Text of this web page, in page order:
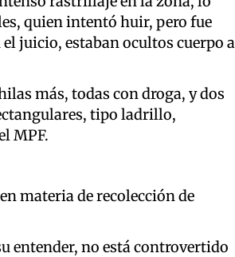
quien intentó huir, pero fue
juicio, estaban ocultos cuerpo a
más, todas con droga, y dos
tipo ladrillo,
MPF.
materia de recolección de
entender, no está controvertido